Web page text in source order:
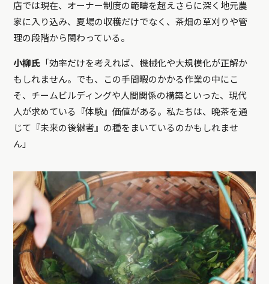
店では現在、オーナー制度の範疇を超えさらに深く地元農
家に入り込み、夏場の収穫だけでなく、茶畑の草刈りや管
理の段階から関わっている。
小柳氏 「効率だけを考えれば、機械化や大規模化が正解か
もしれません。でも、この手間暇のかかる作業の中にこ
そ、チームビルディングや人間関係の構築といった、現代
人が求めている『体験』価値がある。私たちは、晩茶を通
じて『未来の後継者』の種をまいているのかもしれませ
ん」